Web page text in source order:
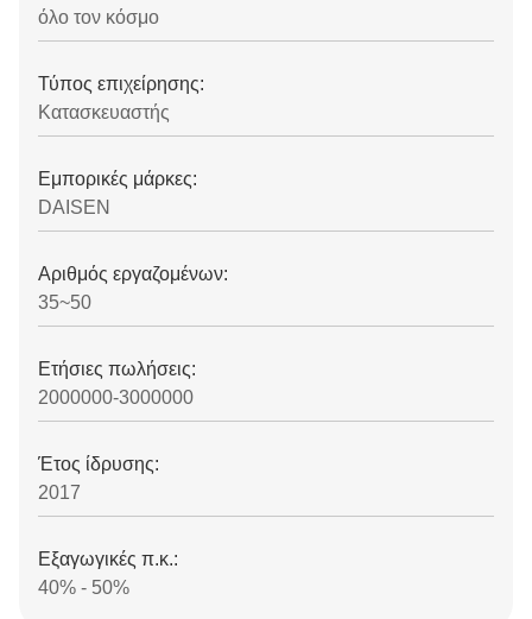
όλο τον κόσμο
Τύπος επιχείρησης:
Κατασκευαστής
Εμπορικές μάρκες:
DAISEN
Αριθμός εργαζομένων:
35~50
Ετήσιες πωλήσεις:
2000000-3000000
Έτος ίδρυσης:
2017
Εξαγωγικές π.κ.:
40% - 50%